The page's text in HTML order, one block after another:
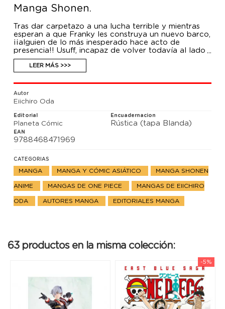
Manga Shonen.
Tras dar carpetazo a una lucha terrible y mientras
esperan a que Franky les construya un nuevo barco,
¡¡alguien de lo más inesperado hace acto de
presencia!! Usuff, incapaz de volver todavía al lado
de sus compañeros, practica para armarse de valor
cuando llegue el momento del reencuentro. ¡¡Aquí
tienes una historia de piratas que buscan el gran
tesoro, el One Piece!!
LEER MÁS >>>
Autor
Eiichiro Oda
Editorial
Planeta Cómic
Encuadernacion
Rústica (tapa Blanda)
EAN
9788468471969
CATEGORIAS
MANGA MANGA Y CÓMIC ASIÁTICO MANGA SHONEN
ANIME MANGAS DE ONE PIECE MANGAS DE EIICHIRO
ODA AUTORES MANGA EDITORIALES MANGA
63 productos en la misma colección:
-5%